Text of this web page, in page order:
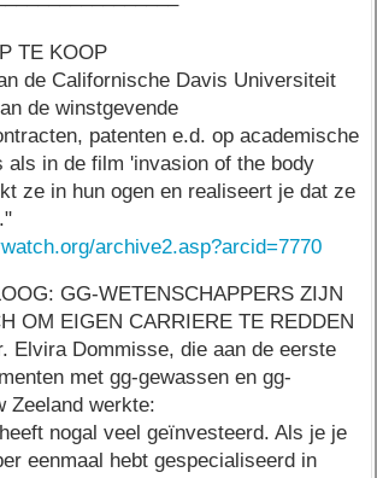
TE KOOP
de Californische Davis Universiteit
de winstgevende
patenten e.d. op academische
als in de film 'invasion of the body
ze in hun ogen en realiseert je dat ze
archive2.asp?arcid=7770
GG-WETENSCHAPPERS ZIJN
OM EIGEN CARRIERE TE REDDEN
Elvira Dommisse, die aan de eerste
met gg-gewassen en gg-
Zeeland werkte:
nogal veel geïnvesteerd. Als je je
eenmaal hebt gespecialiseerd in